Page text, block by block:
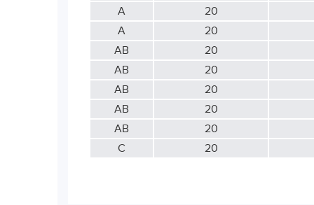
А
20
А
20
АВ
20
АВ
20
АВ
20
АВ
20
АВ
20
С
20